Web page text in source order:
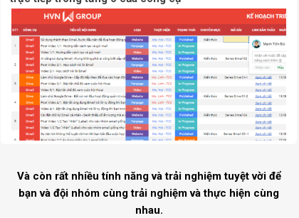
Và còn rất nhiều tính năng và trải nghiệm tuyệt vời để
bạn và đội nhóm cùng trải nghiệm và thực hiện cùng
nhau.